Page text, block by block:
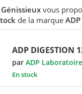
vous
de la marque
ADP DIGESTION
parADP Laboratoire
En stock